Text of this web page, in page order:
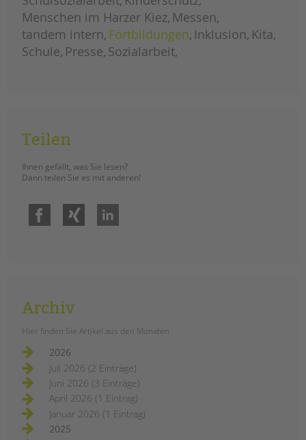
NEWS/BLOG
unkuerzbar
Briefe an Kai
Impressum
Datenschutz
Hinweisgebersystem
Menschen im Harzer Kiez Messen
tandem intern Fortbildungen Inklusion Kita
Schule Presse Sozialarbeit
Teilen
Ihnen gefällt, was Sie lesen?
Dann teilen Sie es mit anderen!
Facebook
Archiv
Hier finden Sie Artikel aus den Monaten
2026
Juli 2026 (2 Einträge)
Juni 2026 (3 Einträge)
April 2026 (1 Eintrag)
Januar 2026 (1 Eintrag)
2025